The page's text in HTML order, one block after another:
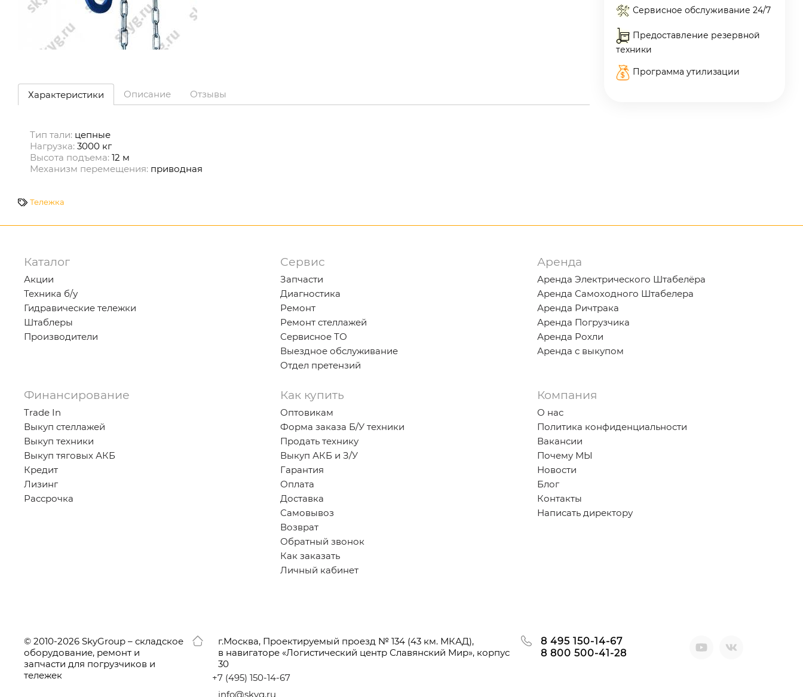
Характеристики Описание Отзывы
Тип тали: цепные
Нагрузка: 3000 кг
Высота подъема: 12 м
Механизм перемещения: приводная
Тележка
Сервисное обслуживание 24/7
Предоставление резервной
техники
Программа утилизации
Каталог
Акции
Техника б/у
Гидравические тележки
Штаблеры
Производители
Сервис
Запчасти
Диагностика
Ремонт
Ремонт стеллажей
Сервисное ТО
Выездное обслуживание
Отдел претензий
Аренда
Аренда Электрического Штабелёра
Аренда Самоходного Штабелера
Аренда Ричтрака
Аренда Погрузчика
Аренда Рохли
Аренда с выкупом
Финансирование
Trade In
Выкуп стеллажей
Выкуп техники
Выкуп тяговых АКБ
Кредит
Лизинг
Рассрочка
Как купить
Оптовикам
Форма заказа Б/У техники
Продать технику
Выкуп АКБ и З/У
Гарантия
Оплата
Доставка
Самовывоз
Возврат
Обратный звонок
Как заказать
Личный кабинет
Компания
О нас
Политика конфиденциальности
Вакансии
Почему МЫ
Новости
Блог
Контакты
Написать директору
© 2010-2026 SkyGroup – складское
оборудование, ремонт и
запчасти для погрузчиков и
тележек
г.Москва, Проектируемый проезд № 134 (43 км. МКАД),
в навигаторе «Логистический центр Славянский Мир», корпус
30
+7 (495) 150-14-67
info@skyg.ru
8 495 150-14-67
8 800 500-41-28